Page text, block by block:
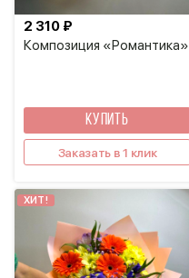
Композиция «Романтика»
2 310 ₽
КУПИТЬ
Заказать в 1 клик
ХИТ!